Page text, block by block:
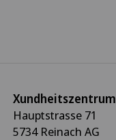
Xundheitszentrum
Hauptstrasse 71
5734 Reinach AG